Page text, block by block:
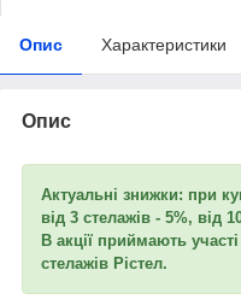
Опис Характеристики
Опис
Актуальні знижки: при
від 3 стелажів - 5%, від
В акції приймають
стелажів Рістел.